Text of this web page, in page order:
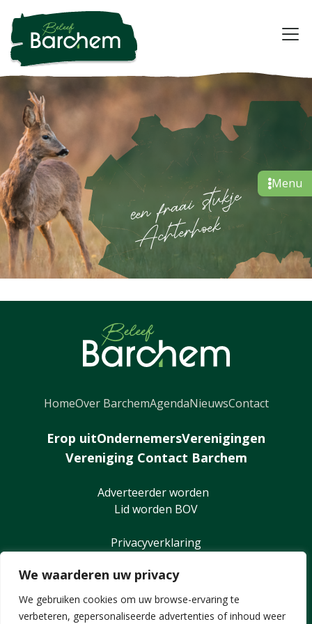
We waarderen uw privacy
We gebruiken cookies om uw browse-ervaring te
verbeteren, gepersonaliseerde advertenties of inhoud weer
HomeOver BarchemAgendaNieuwsContact
Erop uitOndernemersVerenigingen
Vereniging Contact Barchem
Adverteerder worden
Lid worden BOV
Privacyverklaring